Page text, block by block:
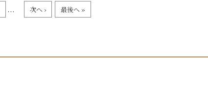
... 次へ › 最後へ »